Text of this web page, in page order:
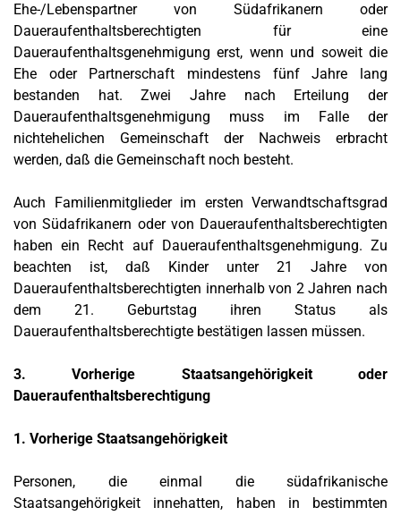
Ehe-/Lebenspartner von Südafrikanern oder
Daueraufenthaltsberechtigten für eine
Daueraufenthaltsgenehmigung erst, wenn und soweit die
Ehe oder Partnerschaft mindestens fünf Jahre lang
bestanden hat. Zwei Jahre nach Erteilung der
Daueraufenthaltsgenehmigung muss im Falle der
nichtehelichen Gemeinschaft der Nachweis erbracht
werden, daß die Gemeinschaft noch besteht.
Auch Familienmitglieder im ersten Verwandtschaftsgrad
von Südafrikanern oder von Daueraufenthaltsberechtigten
haben ein Recht auf Daueraufenthaltsgenehmigung. Zu
beachten ist, daß Kinder unter 21 Jahre von
Daueraufenthaltsberechtigten innerhalb von 2 Jahren nach
dem 21. Geburtstag ihren Status als
Daueraufenthaltsberechtigte bestätigen lassen müssen.
3. Vorherige Staatsangehörigkeit oder
Daueraufenthaltsberechtigung
1. Vorherige Staatsangehörigkeit
Personen, die einmal die südafrikanische
Staatsangehörigkeit innehatten, haben in bestimmten